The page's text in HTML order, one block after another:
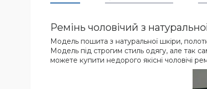
Ремінь чоловічий з
Модель пошита з натуральної шкіри,
Модель під строгим стиль одягу, але так
можете купити недорого якісні чоловічі